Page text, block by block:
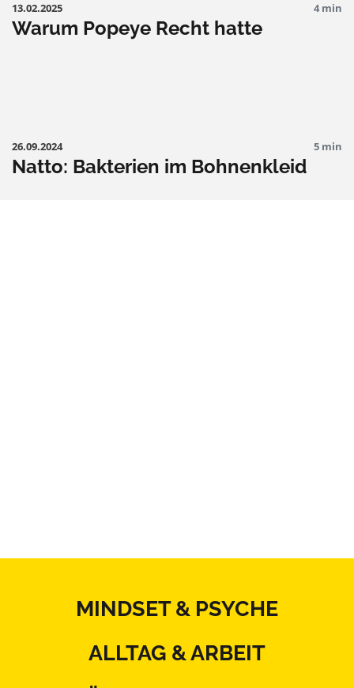
13.02.2025 4 min
Warum Popeye Recht hatte
26.09.2024 5 min
Natto: Bakterien im Bohnenkleid
MINDSET & PSYCHE
ALLTAG & ARBEIT